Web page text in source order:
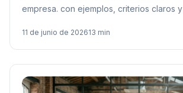
empresa. con ejemplos, criterios claros y
11 de junio de 202613 min